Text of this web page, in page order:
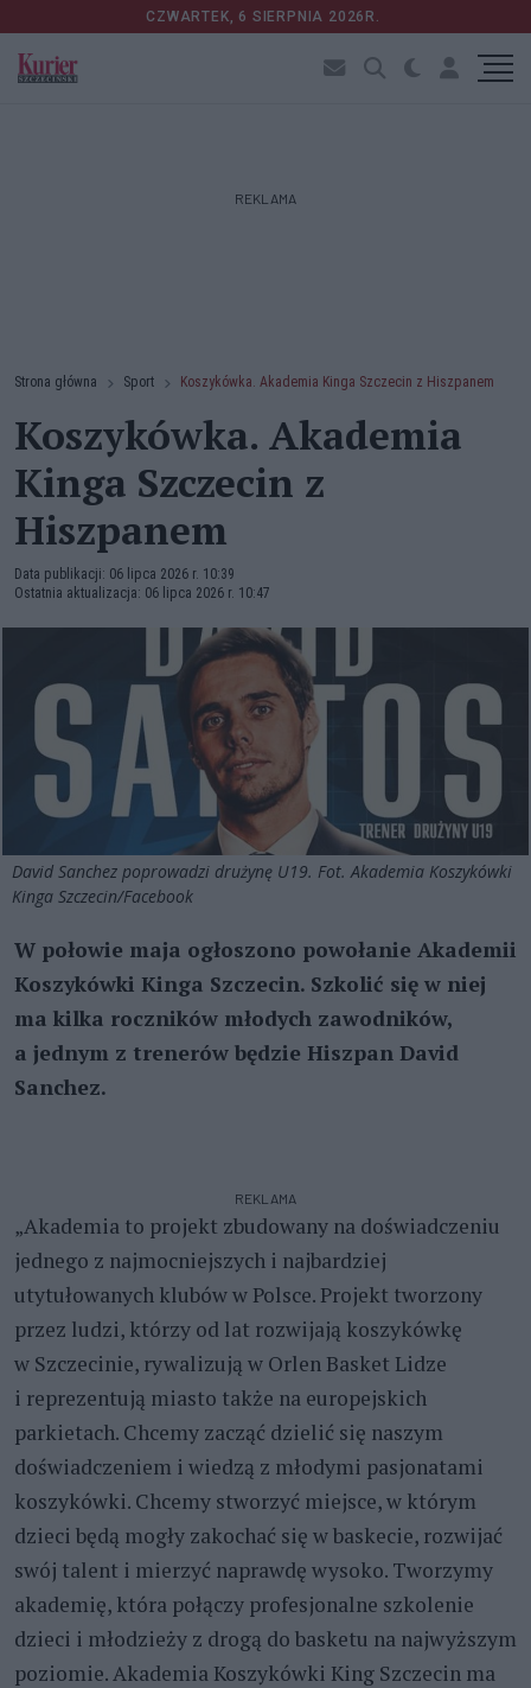
CZWARTEK, 6 SIERPNIA 2026R.
REKLAMA
Strona główna Sport Koszykówka. Akademia Kinga Szczecin z Hiszpanem
Koszykówka. Akademia
Kinga Szczecin z
Hiszpanem
Data publikacji: 06 lipca 2026 r. 10:39
Ostatnia aktualizacja: 06 lipca 2026 r. 10:47
David Sanchez poprowadzi drużynę U19. Fot. Akademia Koszykówki
Kinga Szczecin/Facebook
W połowie maja ogłoszono powołanie Akademii
Koszykówki Kinga Szczecin. Szkolić się w niej
ma kilka roczników młodych zawodników,
a jednym z trenerów będzie Hiszpan David
Sanchez.
REKLAMA
„Akademia to projekt zbudowany na doświadczeniu
jednego z najmocniejszych i najbardziej
utytułowanych klubów w Polsce. Projekt tworzony
przez ludzi, którzy od lat rozwijają koszykówkę
w Szczecinie, rywalizują w Orlen Basket Lidze
i reprezentują miasto także na europejskich
parkietach. Chcemy zacząć dzielić się naszym
doświadczeniem i wiedzą z młodymi pasjonatami
koszykówki. Chcemy stworzyć miejsce, w którym
dzieci będą mogły zakochać się w baskecie, rozwijać
swój talent i mierzyć naprawdę wysoko. Tworzymy
akademię, która połączy profesjonalne szkolenie
dzieci i młodzieży z drogą do basketu na najwyższym
poziomie. Akademia Koszykówki King Szczecin ma